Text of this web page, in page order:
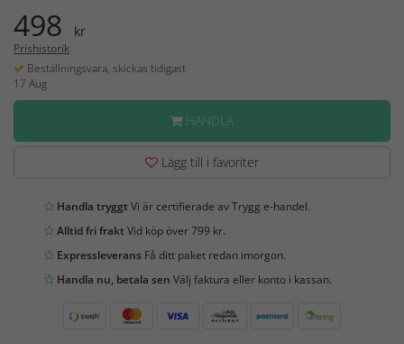
498 kr
Prishistorik
Beställningsvara, skickas tidigast
17 Aug
HANDLA
Lägg till i favoriter
Handla tryggtVi är certifierade av Trygg e-handel.
Alltid fri fraktVid köp över 799 kr.
Expressleverans Få ditt paket redan imorgon.
Handla nu, betala sen Välj faktura eller konto i kassan.